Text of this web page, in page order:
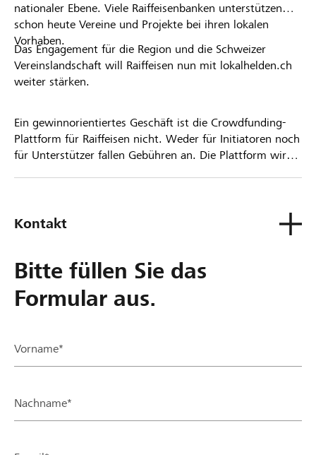
nationaler Ebene. Viele Raiffeisenbanken unterstützen
schon heute Vereine und Projekte bei ihren lokalen
Vorhaben.
Das Engagement für die Region und die Schweizer
Vereinslandschaft will Raiffeisen nun mit lokalhelden.ch
weiter stärken.
Ein gewinnorientiertes Geschäft ist die Crowdfunding-
Plattform für Raiffeisen nicht. Weder für Initiatoren noch
für Unterstützer fallen Gebühren an. Die Plattform wird
Kontakt
Bitte füllen Sie das
Formular aus.
Vorname*
Nachname*